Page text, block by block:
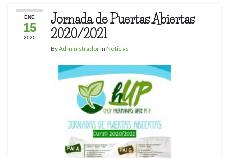
ENE
15
2020
Jornada de Puertas Abiertas
2020/2021
ByAdministradorin Noticias